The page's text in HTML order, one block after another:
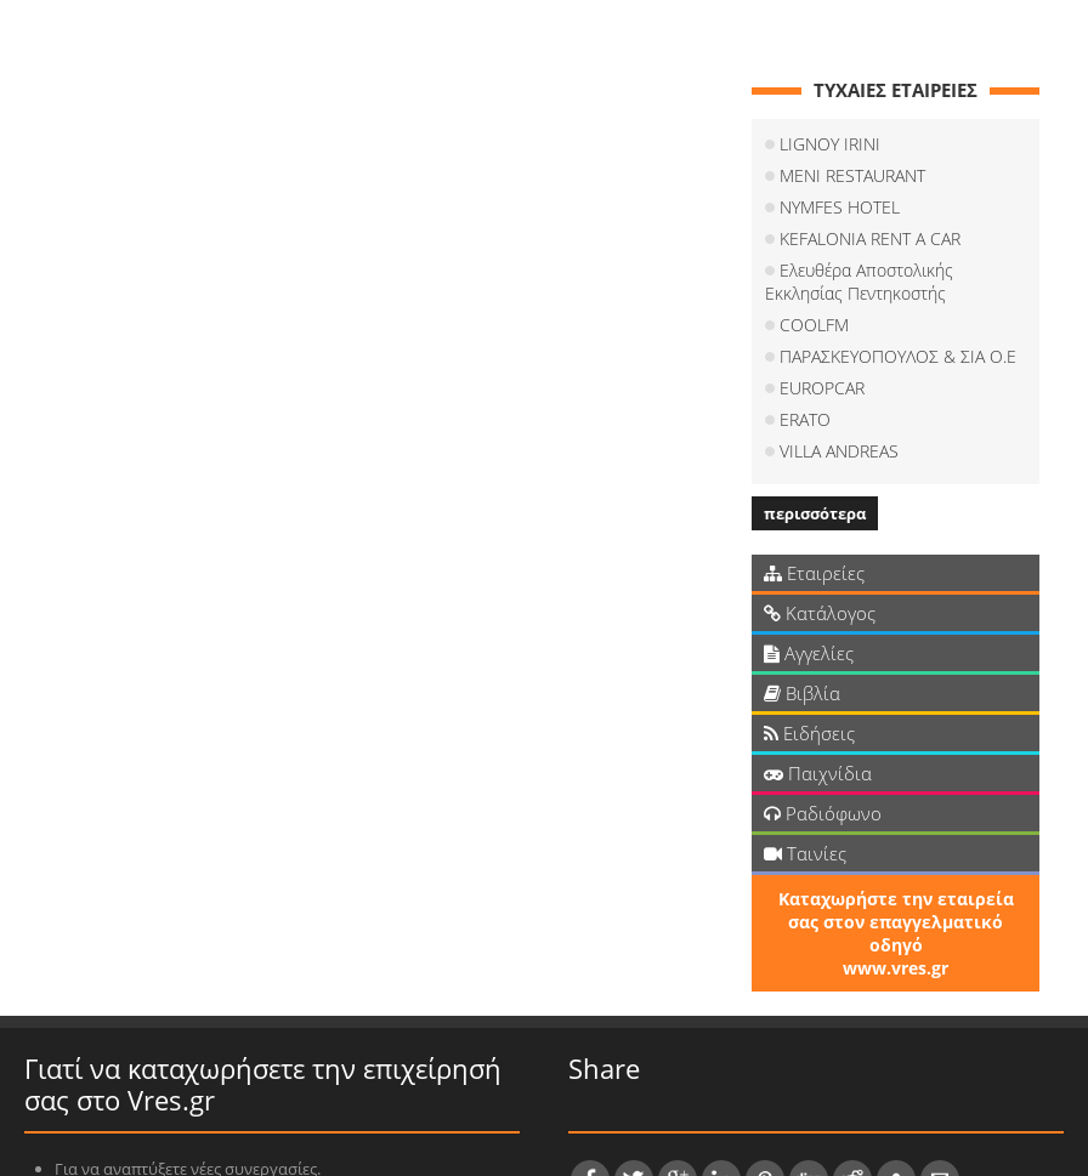
ΤΥΧΑΙΕΣ ΕΤΑΙΡΕΙΕΣ
LIGNOY IRINI
MENI RESTAURANT
NYMFES HOTEL
KEFALONIA RENT A CAR
Ελευθέρα Αποστολικής
Εκκλησίας Πεντηκοστής
COOLFM
ΠΑΡΑΣΚΕΥΟΠΟΥΛΟΣ & ΣΙΑ Ο.Ε
EUROPCAR
ERATO
VILLA ANDREAS
περισσότερα
Εταιρείες
Κατάλογος
Αγγελίες
Βιβλία
Ειδήσεις
Παιχνίδια
Ραδιόφωνο
Ταινίες
Καταχωρήστε την εταιρεία
σας στον επαγγελματικό
οδηγό
www.vres.gr
Γιατί να καταχωρήσετε την επιχείρησή
σας στο Vres.gr
Για να αναπτύξετε νέες συνεργασίες.
Share